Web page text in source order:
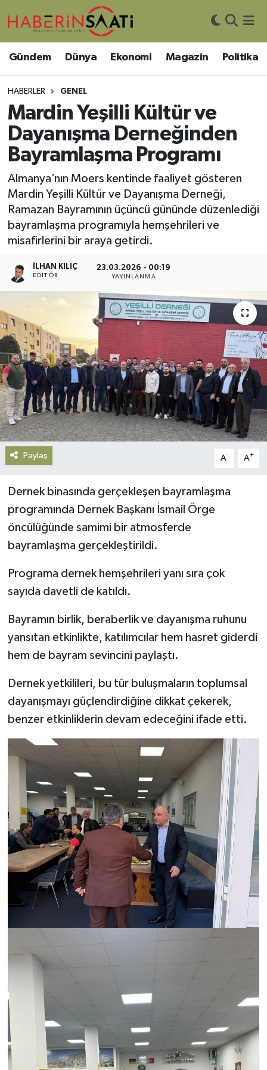
Gündem Dünya Ekonomi Magazin Politika
HABERLER GENEL
Mardin Yeşilli Kültür ve
Dayanışma Derneğinden
Bayramlaşma Programı
Almanya’nın Moers kentinde faaliyet gösteren
Mardin Yeşilli Kültür ve Dayanışma Derneği,
Ramazan Bayramının üçüncü gününde düzenlediği
bayramlaşma programıyla hemşehrileri ve
misafirlerini bir araya getirdi.
İLHAN KILIÇ
EDITÖR
23.03.2026 - 00:19
YAYINLANMA
Paylaş A- A+
Dernek binasında gerçekleşen bayramlaşma
programında Dernek Başkanı İsmail Örge
öncülüğünde samimi bir atmosferde
bayramlaşma gerçekleştirildi.
Programa dernek hemşehrileri yanı sıra çok
sayıda davetli de katıldı.
Bayramın birlik, beraberlik ve dayanışma ruhunu
yansıtan etkinlikte, katılımcılar hem hasret giderdi
hem de bayram sevincini paylaştı.
Dernek yetkilileri, bu tür buluşmaların toplumsal
dayanışmayı güçlendirdiğine dikkat çekerek,
benzer etkinliklerin devam edeceğini ifade etti.
Asayiş
Bilim ve Teknoloji
Çevre
DIŞ HABER
Dünya
Eğitim
Ekonomi
Gündem
Haberde İnsan
Kültür-Sanat
Magazin
Podcast
Politika
Spor
Nöbetçi Eczaneler
Hava Durumu
Trafik Durumu
Süper Lig Puan Durumu ve Fikstür
Tüm Manşetler
Son Dakika Haberleri
Haber Arşivi